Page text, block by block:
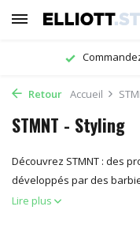
Retour Accueil
STMNT - Styling
Découvrez STMNT : des
développés par des
Lire plus